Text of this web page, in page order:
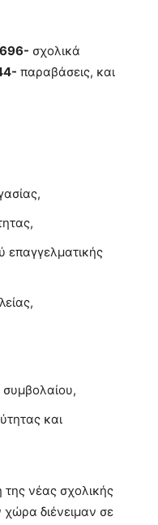
σχολικά
παραβάσεις, και
επαγγελματικής
συμβολαίου,
και
νέας σχολικής
χώρα διένειμαν σε